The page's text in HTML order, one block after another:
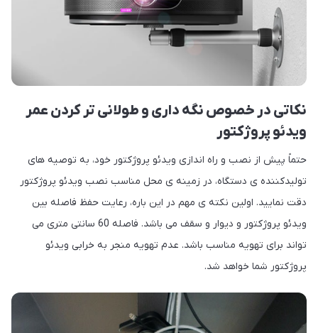
نکاتی در خصوص نگه داری و طولانی تر کردن عمر
ویدئو پروژکتور
حتماً پیش از نصب و راه اندازی ویدئو پروژکتور خود، به توصیه های
تولیدکننده ی دستگاه، در زمینه ی محل مناسب نصب ویدئو پروژکتور
دقت نمایید. اولین نکته ی مهم در این باره، رعایت حفظ فاصله بین
ویدئو پروژکتور و دیوار و سقف می باشد. فاصله 60 سانتی متری می
تواند برای تهویه مناسب باشد. عدم تهویه منجر به خرابی ویدئو
پروژکتور شما خواهد شد.